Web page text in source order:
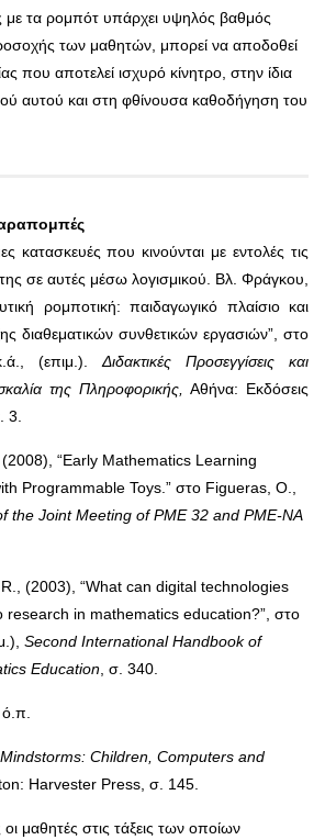
με τα ρομπότ υπάρχει υψηλός βαθμός
των μαθητών, μπορεί να αποδοθεί
που αποτελεί ισχυρό κίνητρο, στην ίδια
αυτού και στη φθίνουσα καθοδήγηση του
κατασκευές που κινούνται με εντολές τις
σε αυτές μέσω λογισμικού. Βλ. Φράγκου,
ρομποτική: παιδαγωγικό πλαίσιο και
διαθεματικών συνθετικών εργασιών”, στο
(επιμ.). Διδακτικές Προσεγγίσεις και
της Πληροφορικής,Αθήνα: Εκδόσεις
3.
“Early Mathematics Learning
Programmable Toys.” στο Figueras, O.,
the Joint Meeting of PME 32 and PME-NA
(2003), “What can digital technologies
in mathematics education?”, στο
Second International Handbook of
Education , σ. 340.
Mindstorms: Children, Computers and
Harvester Press, σ. 145.
μαθητές στις τάξεις των οποίων